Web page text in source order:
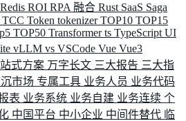
Redis ROI RPA 融合 Rust SaaS Saga
TCC Token tokenizerTOP10 TOP15
TOP50 Transformerts TypeScript UI
vLLM vs VSCode Vue Vue3
式方案 万字长文 三大报告 三大指
市场 专属工具 业务人员 业务代码
表 业务系统 业务自建 业务连续 个
中国平台 中小企业 中间件替代 临